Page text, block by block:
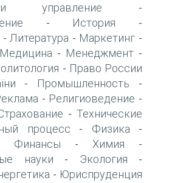
управление -
- История -
- Литература - Маркетинг -
Медицина - Менеджмент -
- Право России
- Промышленность -
- Религиоведение -
- Технические
процесс - Физика -
Финансы - Химия -
науки - Экология -
- Юриспруденция